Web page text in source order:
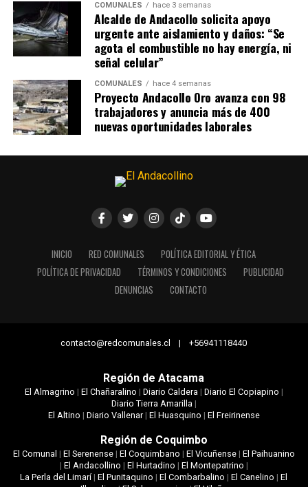
COMUNALES hace 3 semanas
Alcalde de Andacollo solicita apoyo
urgente ante aislamiento y daños: “Se
agota el combustible no hay energía, ni
señal celular”
COMUNALES hace 4 semanas
Proyecto Andacollo Oro avanza con 98
trabajadores y anuncia más de 400
nuevas oportunidades laborales
INICIO RED COMUNALES
POLÍTICA EDITORIAL Y ÉTICA
POLÍTICA DE PRIVACIDAD
TÉRMINOS Y CONDICIONES
PUBLICIDAD
DENUNCIAS
CONTACTO
contacto@redcomunales.cl | +56941118440
Región de Atacama
El Almagrino | El Chañaralino | Diario Caldera| Diario El Copiapino |
Diario Tierra Amarilla|
El Altino | Diario Vallenar| El Huasquino | El Freirinense
Región de Coquimbo
El Comunal | El Serenense| El Coquimbano | El Vicuñense| El Paihuanino
| El Andacollino | El Hurtadino | El Montepatrino |
La Perla del Limarí|El Punitaquino |El Combarbalino |El Canelino |El